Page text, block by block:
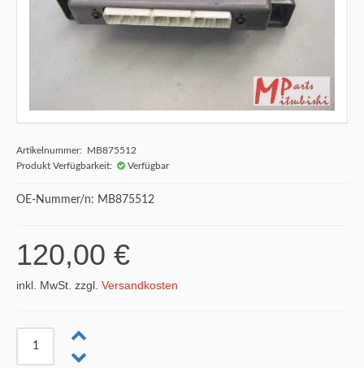
Artikelnummer: MB875512
Produkt Verfügbarkeit:
Verfügbar
OE-Nummer/n: MB875512
120,00 €
inkl. MwSt. zzgl. Versandkosten